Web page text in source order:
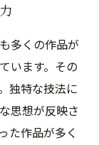
多くの作品が
います。その
独特な技法に
思想が反映さ
た作品が多く